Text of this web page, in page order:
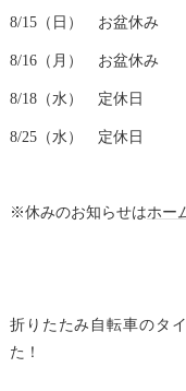
8/15（日） お盆休み
8/16（月） お盆休み
8/18（水） 定休日
8/25（水） 定休日
※休みのお知らせはホー
折りたたみ自転車のタ
た！